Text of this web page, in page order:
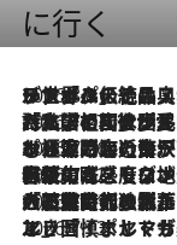
に行く
2026.8.8
リスボンの絶品スイーツ「パステル・デ・ナタ」とは？ポルトガル伝統の奥深い世界へ
2026.7.27
「私の祖国はポルトガル語です」国民的詩人フェルナンド・ペソアと、彼が愛した文学の街を歩く
2026.7.26
ポルトガル近海が育む極上の海の幸。キリリと冷えた白ワインと愉しむ、シーフード専門店の贅沢
2026.7.22
伝統の味をモダンに昇華。高感度な地元客が集う、リスボンの最旬ガストロノミー
2026.7.21
大航海時代の栄華から、震災、独裁、そして革命へ。ポルトガル・首都リスボンの石畳に刻まれた「歴史の光と影」
2026.7.13
エッセイ・ヤマザキマリ「慎ましくも美しき国 ポルトガル」